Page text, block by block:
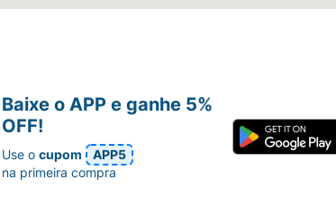
Baixe o APP e ganhe 5%
OFF!
Use ocupom
APP5
na primeira compra